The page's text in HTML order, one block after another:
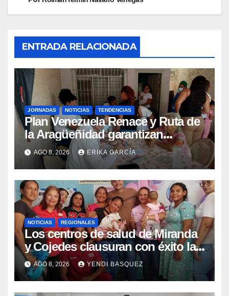
ENTRADA RELACIONADA
JORNADAS NOTICIAS TENDENCIAS
Plan Venezuela Renace y Ruta de
la Aragüeñidad garantizan
atención médica integral en
Aragua
AGO 8, 2026 ERIKA GARCÍA
NOTICIAS REGIONALES
Los centros de salud de Miranda
y Cojedes clausuran con éxito la
Semana Mundial de la Lactancia
Materna
AGO 8, 2026 YENDI BASQUEZ